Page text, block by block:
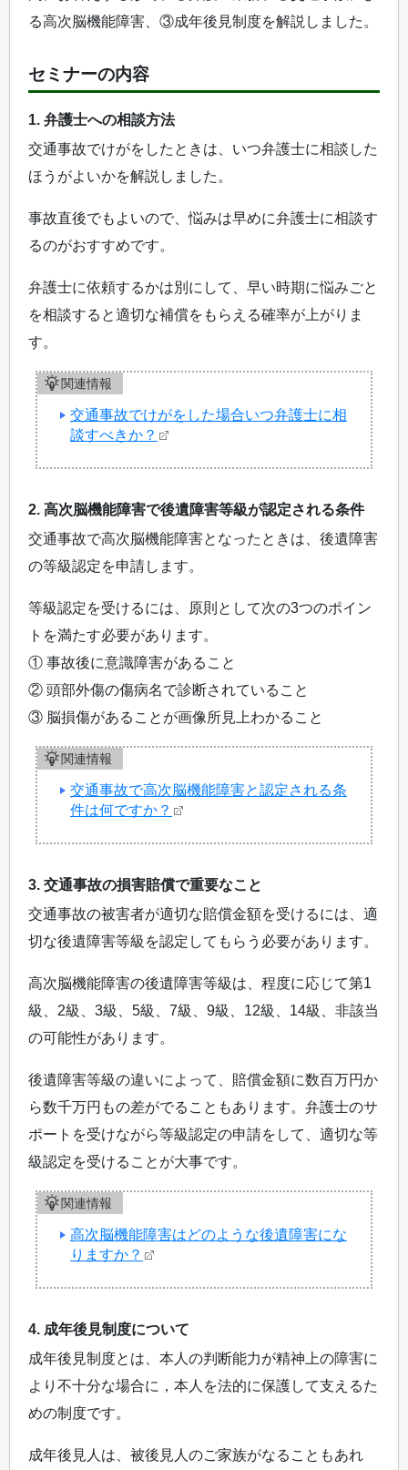
る高次脳機能障害、③成年後見制度を解説しました。
セミナーの内容
1. 弁護士への相談方法
交通事故でけがをしたときは、いつ弁護士に相談した
ほうがよいかを解説しました。
事故直後でもよいので、悩みは早めに弁護士に相談す
るのがおすすめです。
弁護士に依頼するかは別にして、早い時期に悩みごと
を相談すると適切な補償をもらえる確率が上がりま
す。
関連情報
交通事故でけがをした場合いつ弁護士に相
談すべきか？
2. 高次脳機能障害で後遺障害等級が認定される条件
交通事故で高次脳機能障害となったときは、後遺障害
の等級認定を申請します。
等級認定を受けるには、原則として次の3つのポイン
トを満たす必要があります。
① 事故後に意識障害があること
② 頭部外傷の傷病名で診断されていること
③ 脳損傷があることが画像所見上わかること
関連情報
交通事故で高次脳機能障害と認定される条
件は何ですか？
3. 交通事故の損害賠償で重要なこと
交通事故の被害者が適切な賠償金額を受けるには、適
切な後遺障害等級を認定してもらう必要があります。
高次脳機能障害の後遺障害等級は、程度に応じて第1
級、2級、3級、5級、7級、9級、12級、14級、非該当
の可能性があります。
後遺障害等級の違いによって、賠償金額に数百万円か
ら数千万円もの差がでることもあります。弁護士のサ
ポートを受けながら等級認定の申請をして、適切な等
級認定を受けることが大事です。
関連情報
高次脳機能障害はどのような後遺障害にな
りますか？
4. 成年後見制度について
成年後見制度とは、本人の判断能力が精神上の障害に
より不十分な場合に，本人を法的に保護して支えるた
めの制度です。
成年後見人は、被後見人のご家族がなることもあれ